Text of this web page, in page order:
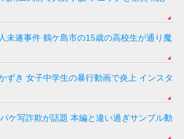
未遂事件 鶴ケ島市の15歳の高校生が通り魔
ずき 女子中学生の暴行動画で炎上 インスタ
ケ写詐欺が話題 本編と違い過ぎサンプル動